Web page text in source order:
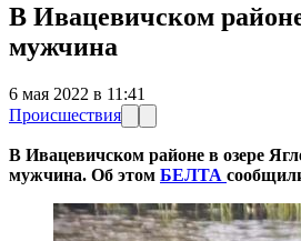
В Ивацевичском
мужчина
6 мая 2022 в 11:41
Происшествия
В Ивацевичском районе в озере
мужчина. Об этом БЕЛТА